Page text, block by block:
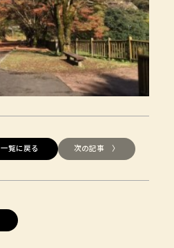
一覧に戻る 次の記事 〉